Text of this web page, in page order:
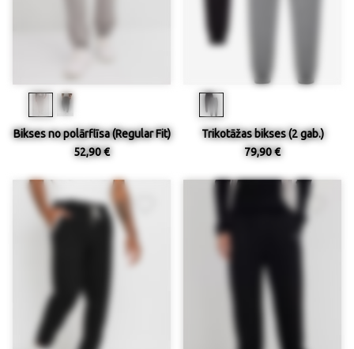
Bikses no polārflīsa (Regular Fit)
52,90 €
Trikotāžas bikses (2 gab.)
79,90 €